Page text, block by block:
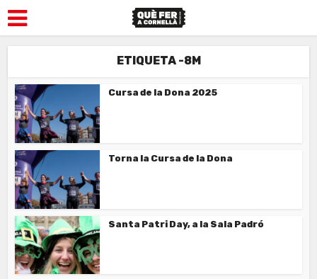
ETIQUETA -8M
Cursa de la Dona 2025
Torna la Cursa de la Dona
Santa Patri Day, a la Sala Padró